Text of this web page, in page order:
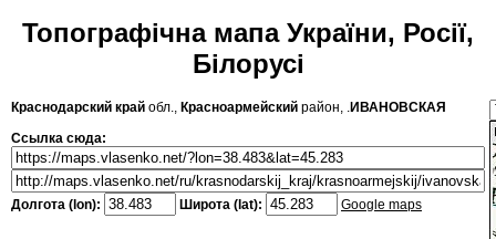
Топографічна мапа України, Росії,
Білорусі
Краснодарский край обл., Красноармейский район, .ИВАНОВСКАЯ
Ссылка сюда:
Долгота (lon): Широта (lat): Google maps